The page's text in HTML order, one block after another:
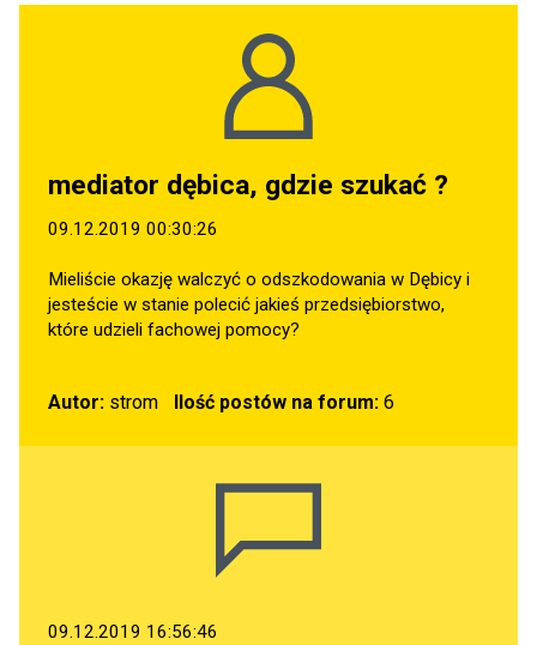
mediator dębica, gdzie szukać ?
09.12.2019 00:30:26
Mieliście okazję walczyć o odszkodowania w Dębicy i
jesteście w stanie polecić jakieś przedsiębiorstwo,
które udzieli fachowej pomocy?
Autor: strom Ilość postów na forum:6
09.12.2019 16:56:46